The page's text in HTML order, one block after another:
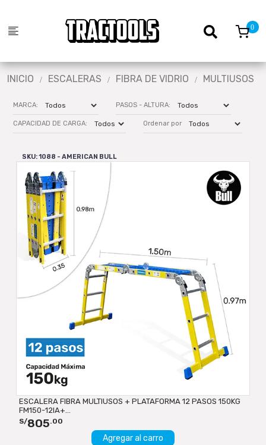
INICIO ESCALERAS FIBRA DE VIDRIO MULTIUSOS
MARCA: PASOS - ALTURA:
CAPACIDAD DE CARGA: Ordenar por
SKU: 1088 - AMERICAN BULL
ESCALERA FIBRA MULTIUSOS + PLATAFORMA 12 PASOS 150KG
FM150-12IA+...
S/805.00
Agregar al carro